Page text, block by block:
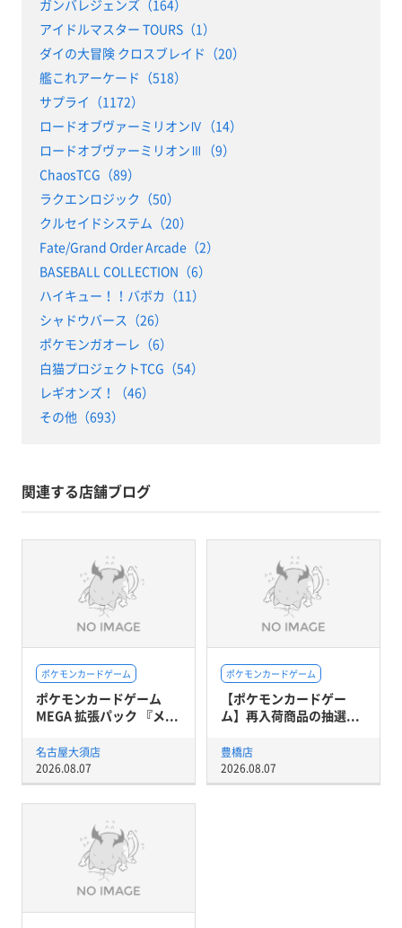
ガンバレジェンズ（164）
アイドルマスター TOURS（1）
ダイの大冒険 クロスブレイド（20）
艦これアーケード（518）
サプライ（1172）
ロードオブヴァーミリオンⅣ（14）
ロードオブヴァーミリオンⅢ（9）
ChaosTCG（89）
ラクエンロジック（50）
クルセイドシステム（20）
Fate/Grand Order Arcade（2）
BASEBALL COLLECTION（6）
ハイキュー！！バボカ（11）
シャドウバース（26）
ポケモンガオーレ（6）
白猫プロジェクトTCG（54）
レギオンズ！（46）
その他（693）
関連する店舗ブログ
ポケモンカードゲーム
ポケモンカードゲーム
MEGA 拡張パック 『メ...
名古屋大須店
2026.08.07
ポケモンカードゲーム
【ポケモンカードゲー
ム】再入荷商品の抽選...
豊橋店
2026.08.07